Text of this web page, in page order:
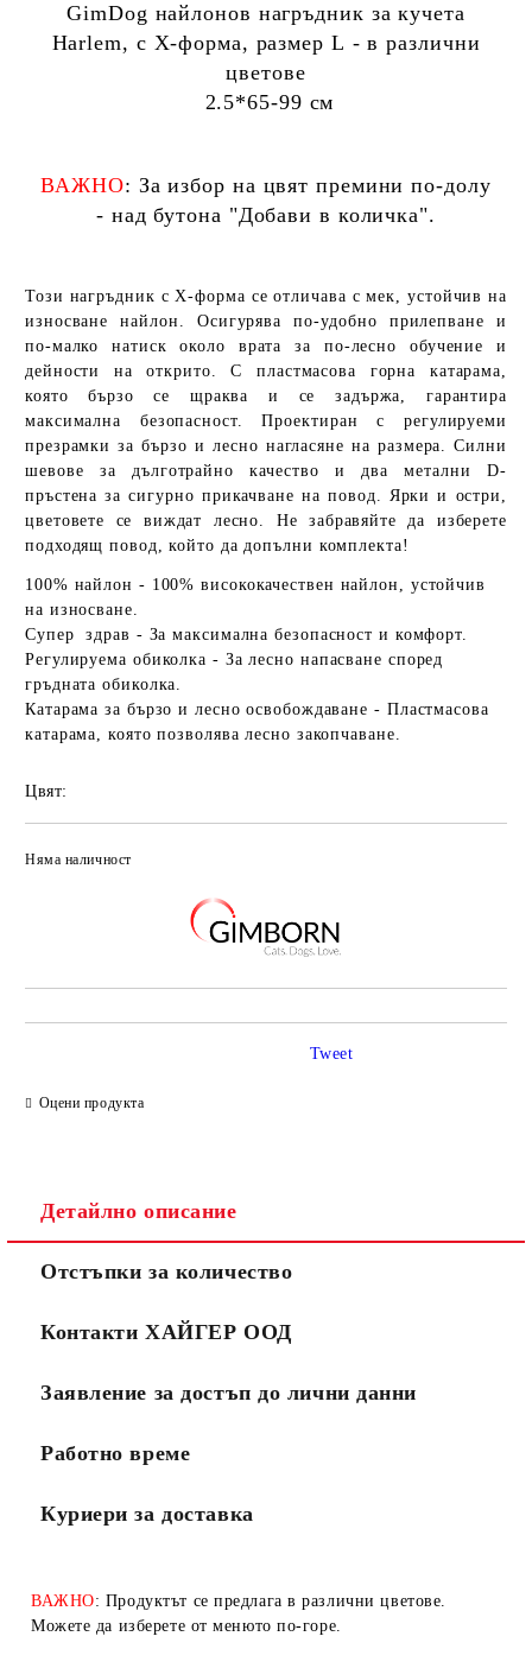
GimDog найлонов нагръдник за кучета
Harlem, с Х-форма, размер L - в различни
цветове
2.5*65-99 см
ВАЖНО: За избор на цвят премини по-долу
- над бутона "Добави в количка".
Този нагръдник с Х-форма се отличава с мек, устойчив на
износване найлон. Осигурява по-удобно прилепване и
по-малко натиск около врата за по-лесно обучение и
дейности на открито. С пластмасова горна катарама,
която бързо се щраква и се задържа, гарантира
максимална безопасност. Проектиран с регулируеми
презрамки за бързо и лесно нагласяне на размера. Силни
шевове за дълготрайно качество и два метални D-
пръстена за сигурно прикачване на повод. Ярки и остри,
цветовете се виждат лесно. Не забравяйте да изберете
подходящ повод, който да допълни комплекта!
100% найлон - 100% висококачествен найлон, устойчив
на износване.
Супер здрав - За максимална безопасност и комфорт.
Регулируема обиколка - За лесно напасване според
гръдната обиколка.
Катарама за бързо и лесно освобождаване - Пластмасова
катарама, която позволява лесно закопчаване.
Цвят:
Няма наличност
Оцени продукта
Tweet
Детайлно описание
Отстъпки за количество
Контакти ХАЙГЕР ООД
Заявление за достъп до лични данни
Работно време
Куриери за доставка
ВАЖНО: Продуктът се предлага в различни цветове.
Можете да изберете от менюто по-горе.